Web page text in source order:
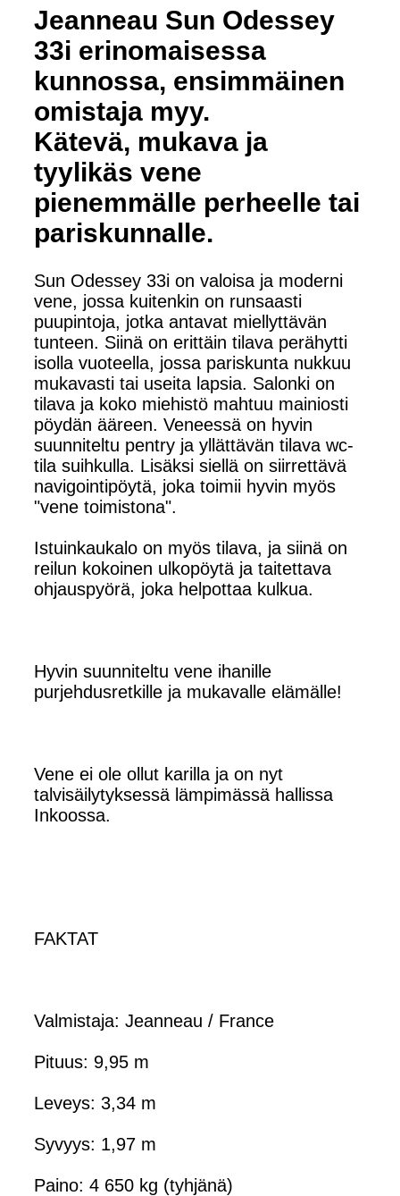
Jeanneau Sun Odessey
33i erinomaisessa
kunnossa, ensimmäinen
omistaja myy.
Kätevä, mukava ja
tyylikäs vene
pienemmälle perheelle tai
pariskunnalle.
Sun Odessey 33i on valoisa ja moderni
vene, jossa kuitenkin on runsaasti
puupintoja, jotka antavat miellyttävän
tunteen. Siinä on erittäin tilava perähytti
isolla vuoteella, jossa pariskunta nukkuu
mukavasti tai useita lapsia. Salonki on
tilava ja koko miehistö mahtuu mainiosti
pöydän ääreen. Veneessä on hyvin
suunniteltu pentry ja yllättävän tilava wc-
tila suihkulla. Lisäksi siellä on siirrettävä
navigointipöytä, joka toimii hyvin myös
"vene toimistona".
Istuinkaukalo on myös tilava, ja siinä on
reilun kokoinen ulkopöytä ja taitettava
ohjauspyörä, joka helpottaa kulkua.
Hyvin suunniteltu vene ihanille
purjehdusretkille ja mukavalle elämälle!
Vene ei ole ollut karilla ja on nyt
talvisäilytyksessä lämpimässä hallissa
Inkoossa.
FAKTAT
Valmistaja: Jeanneau / France
Pituus: 9,95 m
Leveys: 3,34 m
Syvyys: 1,97 m
Paino: 4 650 kg (tyhjänä)